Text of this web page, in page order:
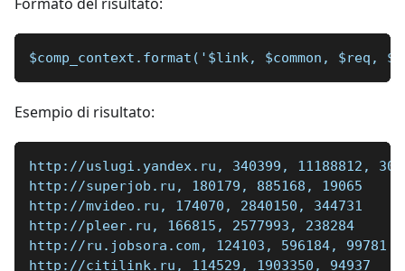
$comp_context.format('$link, $common, $req,
Esempio di risultato:
http://uslugi.yandex.ru, 340399, 11188812,
http://superjob.ru, 180179, 885168, 19065
http://mvideo.ru, 174070, 2840150, 344731
http://pleer.ru, 166815, 2577993, 238284
http://ru.jobsora.com, 124103, 596184, 99781
http://citilink.ru, 114529, 1903350, 94937